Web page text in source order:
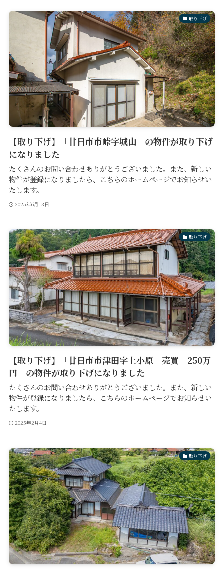
取り下げ
【取り下げ】「廿日市市峠字城山」の物件が取り下げ
になりました
たくさんのお問い合わせありがとうございました。また、新しい
物件が登録になりましたら、こちらのホームページでお知らせい
たします。
2025年6月13日
取り下げ
【取り下げ】「廿日市市津田字上小原 売買 250万
円」の物件が取り下げになりました
たくさんのお問い合わせありがとうございました。また、新しい
物件が登録になりましたら、こちらのホームページでお知らせい
たします。
2025年2月4日
取り下げ